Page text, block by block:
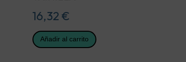
16,32 €
Añadir al carrito